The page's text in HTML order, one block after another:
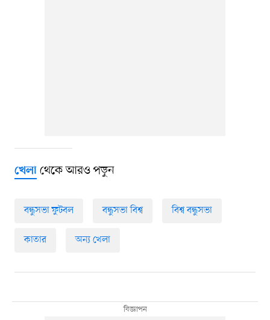
খেলাথেকে আরও পড়ুন
বন্ধুসভা ফুটবল বন্ধুসভা বিশ্ব বিশ্ব বন্ধুসভা
কাতার অন্য খেলা